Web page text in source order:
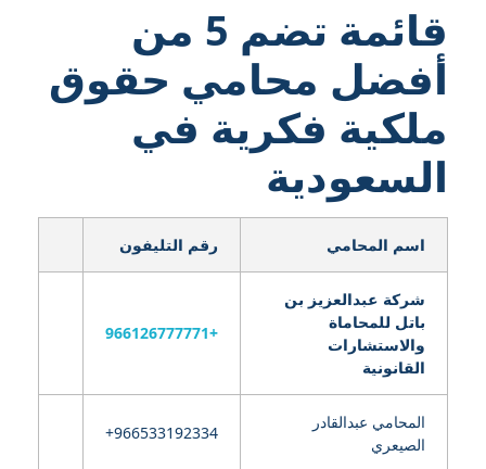
قائمة تضم 5 من
أفضل محامي حقوق
ملكية فكرية في
السعودية
اسم المحامي رقم التليفون
شركة عبدالعزيز بن
باتل للمحاماة
والاستشارات
القانونية
+966126777771
المحامي عبدالقادر
الصيعري